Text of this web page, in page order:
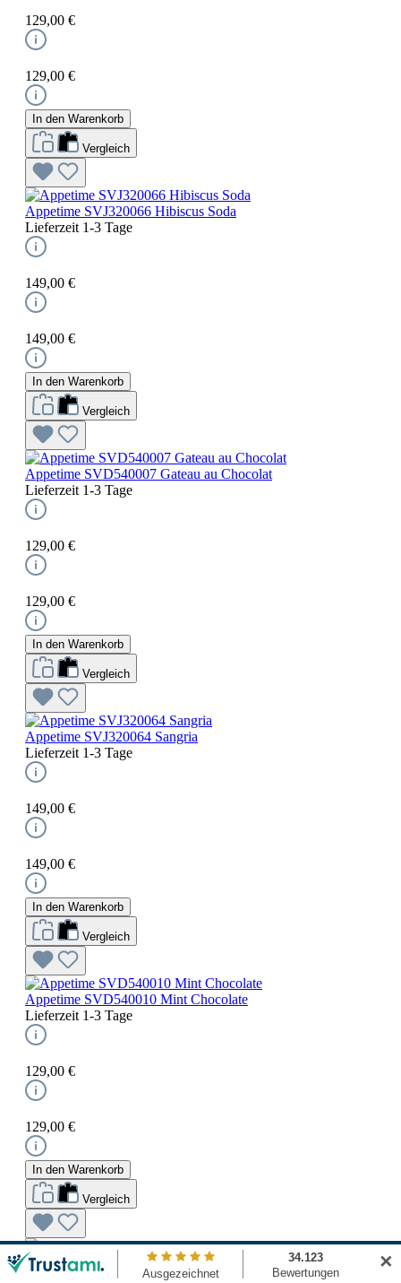
129,00 €
129,00 €
In den Warenkorb
Vergleich
Appetime SVJ320066 Hibiscus Soda
Lieferzeit 1-3 Tage
149,00 €
149,00 €
In den Warenkorb
Vergleich
Appetime SVD540007 Gateau au Chocolat
Lieferzeit 1-3 Tage
129,00 €
129,00 €
In den Warenkorb
Vergleich
Appetime SVJ320064 Sangria
Lieferzeit 1-3 Tage
149,00 €
149,00 €
In den Warenkorb
Vergleich
Appetime SVD540010 Mint Chocolate
Lieferzeit 1-3 Tage
129,00 €
129,00 €
In den Warenkorb
Vergleich
Appetime SVD540011 Framboise
Lieferzeit 1-3 Tage
✕